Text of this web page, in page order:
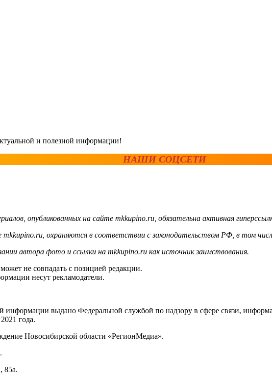
и полезной информации!
НАШИ СОЦСЕТИ
опубликованных на сайте mkkupino.ru, обязательна активная
охраняются в соответствии с законодательством РФ, в том
автора фото и ссылки на mkkupino.ru как источник заимствования.
не совпадать с позицией редакции.
несут рекламодатели.
информации выдано Федеральной службой по надзору в сфере связи,
года.
Новосибирской области «РегионМедиа».
85а.